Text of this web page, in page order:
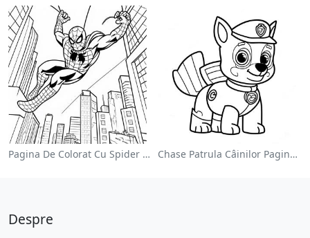
Pagina De Colorat Cu Spider Man Swinging Prin Oraș Chase Patrula Câinilor Pagina De Colorat
Despre